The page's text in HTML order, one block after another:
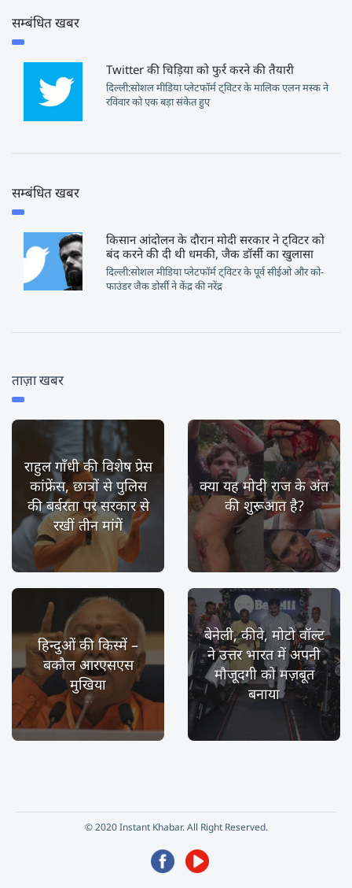
सम्बंधित खबर
Twitter की चिड़िया को फुर्र करने की तैयारी
दिल्ली:सोशल मीडिया प्लेटफॉर्म ट्विटर के मालिक एलन मस्क ने
रविवार को एक बड़ा संकेत हुए
सम्बंधित खबर
किसान आंदोलन के दौरान मोदी सरकार ने ट्विटर को
बंद करने की दी थी धमकी, जैक डॉर्सी का खुलासा
दिल्ली:सोशल मीडिया प्लेटफॉर्म ट्विटर के पूर्व सीईओ और को-
फाउंडर जैक डोर्सी ने केंद्र की नरेंद्र
ताज़ा खबर
राहुल गाँधी की विशेष प्रेस
कांफ्रेंस, छात्रों से पुलिस
की बर्बरता पर सरकार से
रखीं तीन मांगें
क्या यह मोदी राज के अंत
की शुरूआत है?
हिन्दुओं की किस्में –
बकौल आरएसएस
मुखिया
बेनेली, कीवे, मोटो वॉल्ट
ने उत्तर भारत में अपनी
मौजूदगी को मज़बूत
बनाया
© 2020 Instant Khabar. All Right Reserved.